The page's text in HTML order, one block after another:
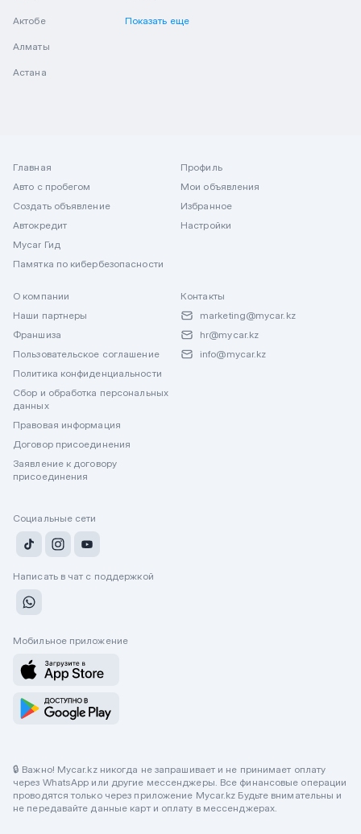
Актобе
Алматы
Астана
Показать еще
Главная
Авто с пробегом
Создать объявление
Автокредит
Mycar Гид
Памятка по кибербезопасности
Профиль
Мои объявления
Избранное
Настройки
О компании
Наши партнеры
Франшиза
Пользовательское соглашение
Политика конфиденциальности
Сбор и обработка персональных
данных
Правовая информация
Договор присоединения
Заявление к договору
присоединения
Контакты
marketing@mycar.kz
hr@mycar.kz
info@mycar.kz
Социальные сети
Написать в чат с поддержкой
Мобильное приложение
🔒 Важно! Mycar.kz никогда не запрашивает и не принимает оплату
через WhatsApp или другие мессенджеры. Все финансовые операции
проводятся только через приложение Mycar.kz Будьте внимательны и
не передавайте данные карт и оплату в мессенджерах.